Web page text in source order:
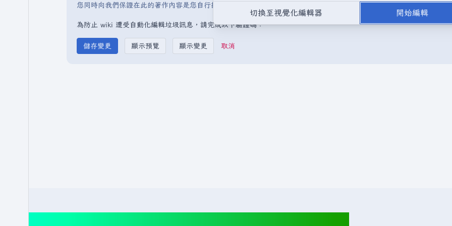
您同時向我們保證在此的著作內容是您自行撰寫，或是取自不受版權保護的公開領域或自由資源。請勿在未經授權的情況
為防止 wiki 遭受自動化編輯垃圾訊息，請完成以下驗證碼：
取消
切換至視覺化編輯器 開始編輯